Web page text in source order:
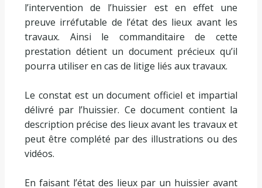
l’intervention de l’huissier est en effet une
preuve irréfutable de l’état des lieux avant les
travaux. Ainsi le commanditaire de cette
prestation détient un document précieux qu’il
pourra utiliser en cas de litige liés aux travaux.
Le constat est un document officiel et impartial
délivré par l’huissier. Ce document contient la
description précise des lieux avant les travaux et
peut être complété par des illustrations ou des
vidéos.
En faisant l’état des lieux par un huissier avant